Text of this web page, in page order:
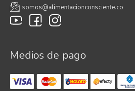
somos@alimentacionconsciente.co
Medios de pago